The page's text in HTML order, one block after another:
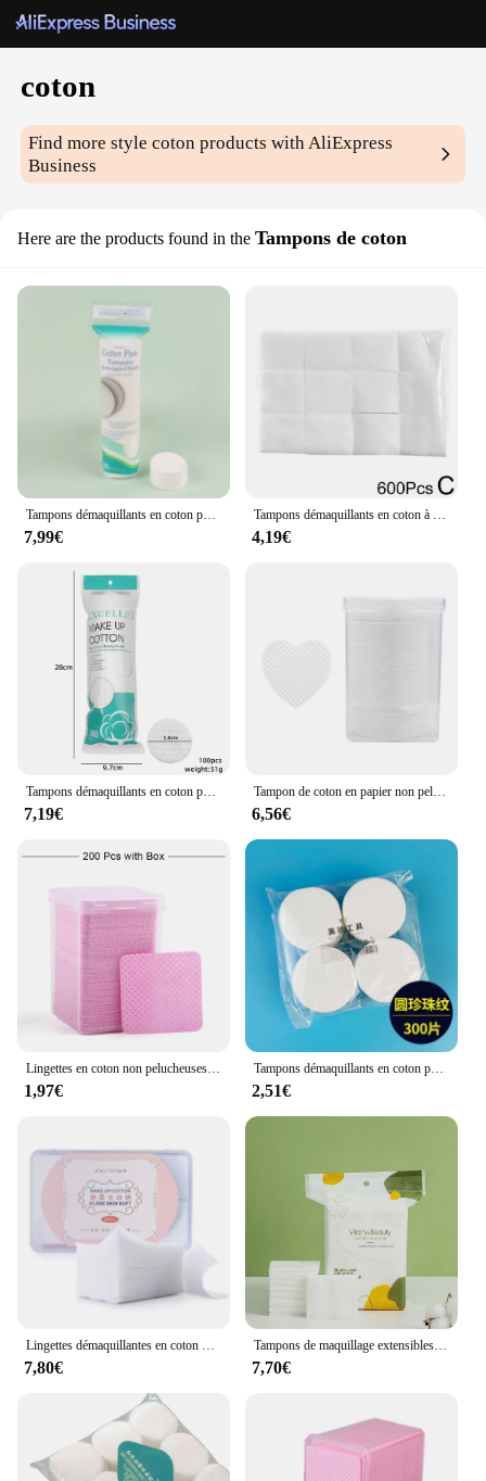
coton
Find more stylecoton products with AliExpress
Business
Here are the products found in the Tampons de coton
Tampons démaquillants en coton pour le maquillage du visage, 100 pièces/paquet, tampons ronds et doux pour enlever le vernis à ongles, outil de nettoyage, 03
7,99€
Tampons démaquillants en coton à motif perlé, tampons non tissés, livres pour visage sec, utilisation pour grille en tissu, D0E7, 450 pièces, 500 pièces, 600 pièces
4,19€
Tampons démaquillants en coton pour le maquillage du visage, 100 pièces/paquet, tampons ronds et doux pour enlever le vernis à ongles, outil de nettoyage, 03
7,19€
Tampon de coton en papier non pelucheux pour extension de cils, dissolvant de colle, serviettes, greffe de cils, livres, lingette buccale, outils de maquillage, 200 pièces
6,56€
Lingettes en coton non pelucheuses pour dissolvant de vernis à ongles, nettoyant pour pointes de gel UV, bloc de papier, livres d'art, serviettes de manucure, 200 pièces, 400 pièces
1,97€
Tampons démaquillants en coton pour le visage, accessoires de maquillage, papier doux, 300/600/1200 pièces
2,51€
Lingettes démaquillantes en coton de haute qualité, 1000 pièces/ensemble, tampons doux, nettoyage du visage, tampon cosmétique
7,80€
Tampons de maquillage extensibles en bois, 240 pièces, support en coton, compresse, mince, économie d'eau, hydratant
7,70€